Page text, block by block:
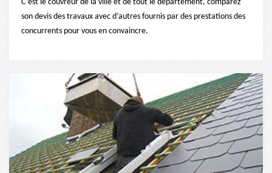
C’est le couvreur de la ville et de tout le département, comparez
son devis des travaux avec d’autres fournis par des prestations des
concurrents pour vous en convaincre.